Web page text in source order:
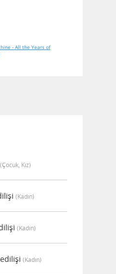
- All the Years of
(çocuk, Kız)
(kadın)
(kadın)
(kadın)